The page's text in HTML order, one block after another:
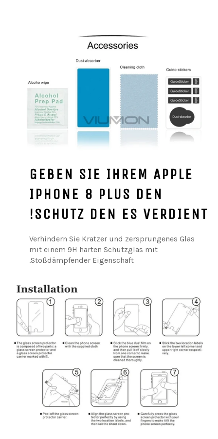
GEBEN SIE IHREM APPLE
IPHONE 8 PLUS DEN
SCHUTZ DEN ES VERDIENT!
Verhindern Sie Kratzer und zersprungenes Glas
mit einem 9H harten Schutzglas mit
Stoßdämpfender Eigenschaft.